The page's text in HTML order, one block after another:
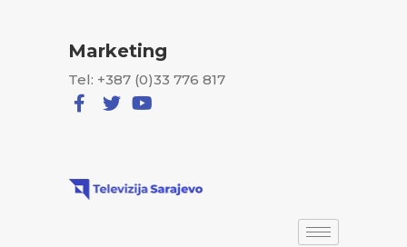
Marketing
Tel: +387 (0)33 776 817